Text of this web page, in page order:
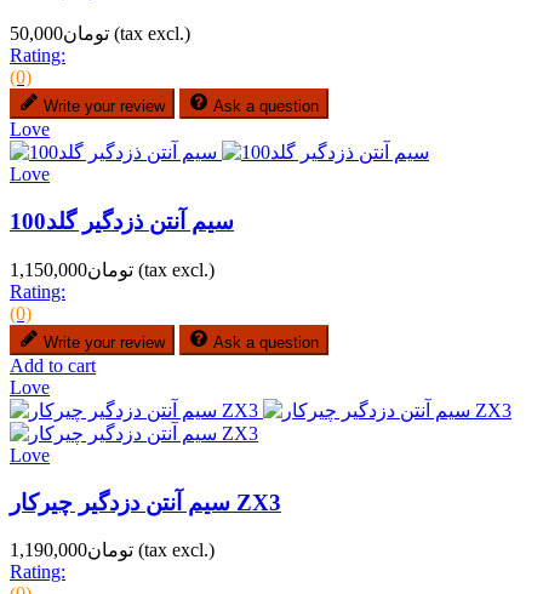
تومان50,000 (tax excl.)
Rating:
(0)
Write your review Ask a question
Love
Love
سیم آنتن ذزدگیر گلد100
تومان1,150,000 (tax excl.)
Rating:
(0)
Write your review Ask a question
Add to cart
Love
Love
سیم آنتن دزدگیر چیرکار ZX3
تومان1,190,000 (tax excl.)
Rating: